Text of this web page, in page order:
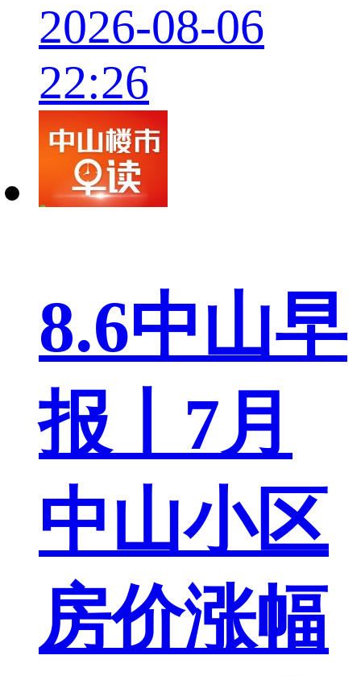
2026-08-06
22:26
8.6中山早
报丨7月
中山小区
房价涨幅